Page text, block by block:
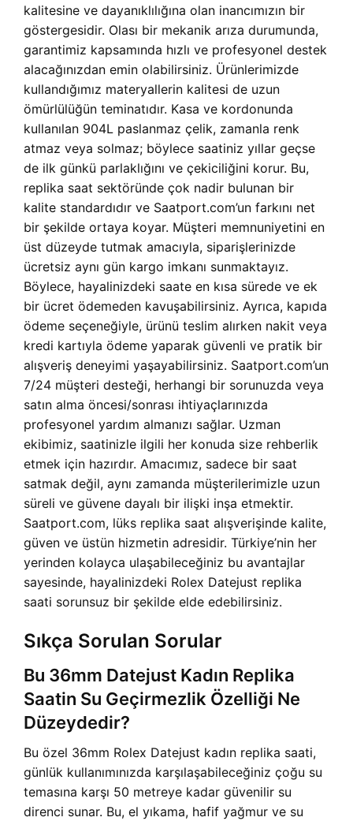
kalitesine ve dayanıklılığına olan inancımızın bir
göstergesidir. Olası bir mekanik arıza durumunda,
garantimiz kapsamında hızlı ve profesyonel destek
alacağınızdan emin olabilirsiniz. Ürünlerimizde
kullandığımız materyallerin kalitesi de uzun
ömürlülüğün teminatıdır. Kasa ve kordonunda
kullanılan 904L paslanmaz çelik, zamanla renk
atmaz veya solmaz; böylece saatiniz yıllar geçse
de ilk günkü parlaklığını ve çekiciliğini korur. Bu,
replika saat sektöründe çok nadir bulunan bir
kalite standardıdır ve Saatport.com’un farkını net
bir şekilde ortaya koyar. Müşteri memnuniyetini en
üst düzeyde tutmak amacıyla, siparişlerinizde
ücretsiz aynı gün kargo imkanı sunmaktayız.
Böylece, hayalinizdeki saate en kısa sürede ve ek
bir ücret ödemeden kavuşabilirsiniz. Ayrıca, kapıda
ödeme seçeneğiyle, ürünü teslim alırken nakit veya
kredi kartıyla ödeme yaparak güvenli ve pratik bir
alışveriş deneyimi yaşayabilirsiniz. Saatport.com’un
7/24 müşteri desteği, herhangi bir sorunuzda veya
satın alma öncesi/sonrası ihtiyaçlarınızda
profesyonel yardım almanızı sağlar. Uzman
ekibimiz, saatinizle ilgili her konuda size rehberlik
etmek için hazırdır. Amacımız, sadece bir saat
satmak değil, aynı zamanda müşterilerimizle uzun
süreli ve güvene dayalı bir ilişki inşa etmektir.
Saatport.com, lüks replika saat alışverişinde kalite,
güven ve üstün hizmetin adresidir. Türkiye’nin her
yerinden kolayca ulaşabileceğiniz bu avantajlar
sayesinde, hayalinizdeki Rolex Datejust replika
saati sorunsuz bir şekilde elde edebilirsiniz.
Sıkça Sorulan Sorular
Bu 36mm Datejust Kadın Replika
Saatin Su Geçirmezlik Özelliği Ne
Düzeydedir?
Bu özel 36mm Rolex Datejust kadın replika saati,
günlük kullanımınızda karşılaşabileceğiniz çoğu su
temasına karşı 50 metreye kadar güvenilir su
direnci sunar. Bu, el yıkama, hafif yağmur ve su